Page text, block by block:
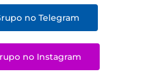
no Telegram
no Instagram